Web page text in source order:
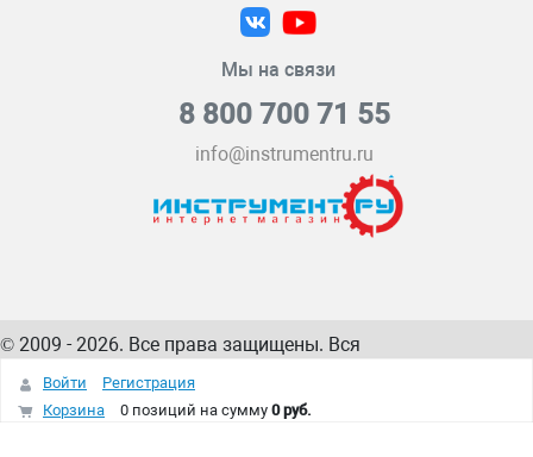
Мы на связи
8 800 700 71 55
info@instrumentru.ru
© 2009 - 2026. Все права защищены. Вся
информация на сайте – собственность
интернет-магазина
Войти
Регистрация
Корзина
0 позиций на сумму 0 руб.